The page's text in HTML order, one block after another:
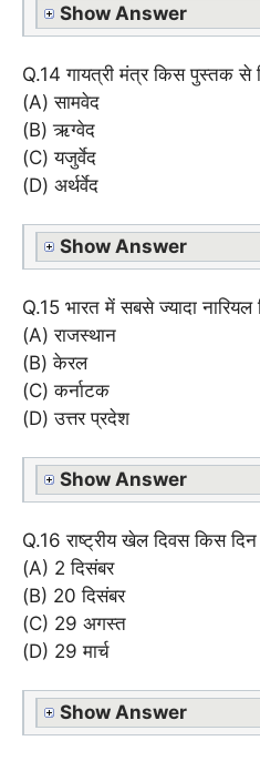
Show Answer
Q.14 गायत्री मंत्र किस पुस्तक से
(A) सामवेद
(B) ऋग्वेद
(C) यजुर्वेद
(D) अर्थर्वेद
Show Answer
Q.15 भारत में सबसे ज्यादा
(A) राजस्थान
(B) केरल
(C) कर्नाटक
(D) उत्तर प्रदेश
Show Answer
Q.16 राष्ट्रीय खेल दिवस किस दिन
(A) 2 दिसंबर
(B) 20 दिसंबर
(C) 29 अगस्त
(D) 29 मार्च
Show Answer